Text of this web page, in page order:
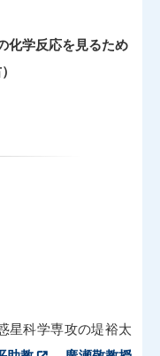
化学反応を見るため
星科学専攻の堤裕太